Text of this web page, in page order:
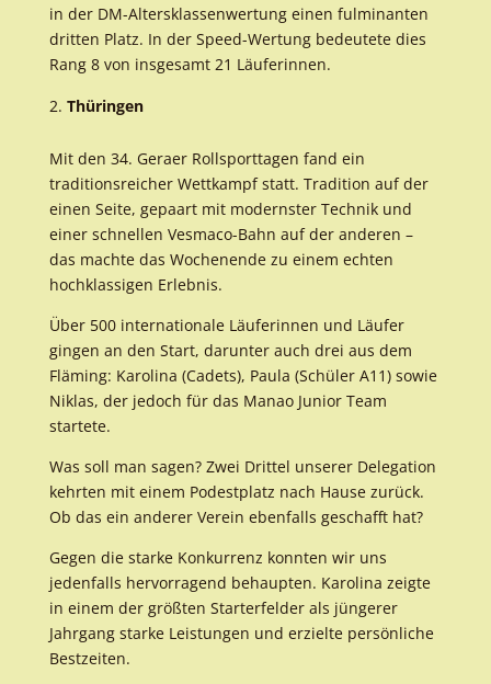
in der DM-Altersklassenwertung einen fulminanten
dritten Platz. In der Speed-Wertung bedeutete dies
Rang 8 von insgesamt 21 Läuferinnen.
Thüringen
Mit den 34. Geraer Rollsporttagen fand ein
traditionsreicher Wettkampf statt. Tradition auf der
einen Seite, gepaart mit modernster Technik und
einer schnellen Vesmaco-Bahn auf der anderen –
das machte das Wochenende zu einem echten
hochklassigen Erlebnis.
Über 500 internationale Läuferinnen und Läufer
gingen an den Start, darunter auch drei aus dem
Fläming: Karolina (Cadets), Paula (Schüler A11) sowie
Niklas, der jedoch für das Manao Junior Team
startete.
Was soll man sagen? Zwei Drittel unserer Delegation
kehrten mit einem Podestplatz nach Hause zurück.
Ob das ein anderer Verein ebenfalls geschafft hat?
Gegen die starke Konkurrenz konnten wir uns
jedenfalls hervorragend behaupten. Karolina zeigte
in einem der größten Starterfelder als jüngerer
Jahrgang starke Leistungen und erzielte persönliche
Bestzeiten.